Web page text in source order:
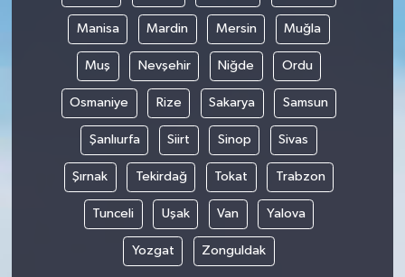
Manisa Mardin Mersin Muğla
Muş Nevşehir Niğde Ordu
Osmaniye Rize Sakarya Samsun
Şanlıurfa Siirt Sinop Sivas
Şırnak Tekirdağ Tokat Trabzon
Tunceli Uşak Van Yalova
Yozgat Zonguldak